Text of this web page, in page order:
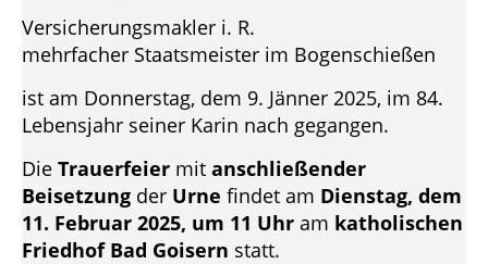
Versicherungsmakler i. R.
mehrfacher Staatsmeister im Bogenschießen
ist am Donnerstag, dem 9. Jänner 2025, im 84.
Lebensjahr seiner Karin nach gegangen.
Die Trauerfeier mit anschließender
Beisetzung der Urne findet am Dienstag, dem
11. Februar 2025, um 11 Uhr am katholischen
Friedhof Bad Goisern statt.